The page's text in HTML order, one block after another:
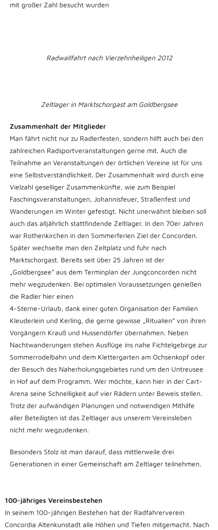
mit großer Zahl besucht wurden
Radwallfahrt nach Vierzehnheiligen 2012
Zeltlager in Marktschorgast am Goldbergsee
Zusammenhalt der Mitglieder
Man fährt nicht nur zu Radlerfesten, sondern hilft auch bei den
zahlreichen Radsportveranstaltungen gerne mit. Auch die
Teilnahme an Veranstaltungen der örtlichen Vereine ist für uns
eine Selbstverständlichkeit. Der Zusammenhalt wird durch eine
Vielzahl geselliger Zusammenkünfte, wie zum Beispiel
Faschingsveranstaltungen, Johannisfeuer, Straßenfest und
Wanderungen im Winter gefestigt. Nicht unerwähnt bleiben soll
auch das alljährlich stattfindende Zeltlager. In den 70er Jahren
war Rothenkirchen in den Sommerferien Ziel der Concorden.
Später wechselte man den Zeltplatz und fuhr nach
Marktschorgast. Bereits seit über 25 Jahren ist der
„Goldbergsee“ aus dem Terminplan der Jungconcorden nicht
mehr wegzudenken. Bei optimalen Voraussetzungen genießen
die Radler hier einen
4-Sterne-Urlaub, dank einer guten Organisation der Familien
Kleuderlein und Kerling, die gerne gewisse „Ritualien“ von ihren
Vorgängern Krauß und Hussendörfer übernahmen. Neben
Nachtwanderungen stehen Ausflüge ins nahe Fichtelgebirge zur
Sommerrodelbahn und dem Klettergarten am Ochsenkopf oder
der Besuch des Naherholungsgebietes rund um den Untreusee
in Hof auf dem Programm. Wer möchte, kann hier in der Cart-
Arena seine Schnelligkeit auf vier Rädern unter Beweis stellen.
Trotz der aufwändigen Planungen und notwendigen Mithilfe
aller Beteiligten ist das Zeltlager aus unserem Vereinsleben
nicht mehr wegzudenken.
Besonders Stolz ist man darauf, dass mittlerweile drei
Generationen in einer Gemeinschaft am Zeltlager teilnehmen.
100-jähriges Vereinsbestehen
In seinem 100-jährigen Bestehen hat der Radfahrerverein
Concordia Altenkunstadt alle Höhen und Tiefen mitgemacht. Nach